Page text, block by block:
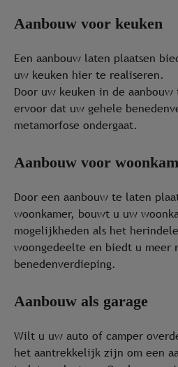
Aanbouw voor keuken
Een aanbouw laten plaatsen
uw keuken hier te realiseren.
Door uw keuken in de
ervoor dat uw gehele
metamorfose ondergaat.
Aanbouw voor
Door een aanbouw te laten
woonkamer, bouwt u uw
mogelijkheden als het
woongedeelte en biedt u meer
benedenverdieping.
Aanbouw als garage
Wilt u uw auto of camper
het aantrekkelijk zijn om een